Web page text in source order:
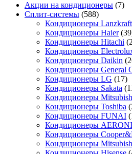
Акции на кондиционеры (7)
Сплит-системы (588)
Кондиционеры Lanzkraft
Кондиционеры Haier
Кондиционеры Hitachi
Кондиционеры
Кондиционеры Daikin
Кондиционеры General
Кондиционеры LG (17)
Кондиционеры Sakata
Кондиционеры
Кондиционеры Toshiba
Кондиционеры FUNAI
Кондиционеры
Кондиционеры
Кондиционеры